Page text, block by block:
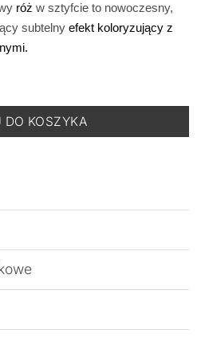
róż w sztyfcie to nowoczesny,
subtelny efekt koloryzujący z
Care Blush Therapy Stick -
DO KOSZYKA